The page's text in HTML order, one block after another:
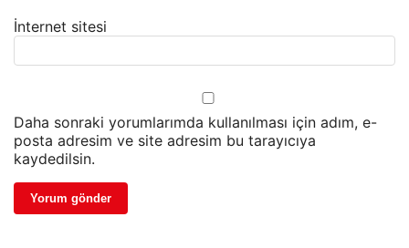
İnternet sitesi
Daha sonraki yorumlarımda kullanılması için adım, e-
posta adresim ve site adresim bu tarayıcıya
kaydedilsin.